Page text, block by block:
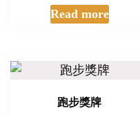
Read more
跑步獎牌